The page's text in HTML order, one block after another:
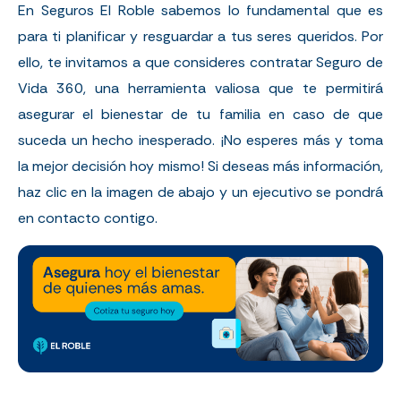
En Seguros El Roble sabemos lo fundamental que es
para ti planificar y resguardar a tus seres queridos. Por
ello, te invitamos a que consideres contratar Seguro de
Vida 360, una herramienta valiosa que te permitirá
asegurar el bienestar de tu familia en caso de que
suceda un hecho inesperado. ¡No esperes más y toma
la mejor decisión hoy mismo! Si deseas más información,
haz clic en la imagen de abajo y un ejecutivo se pondrá
en contacto contigo.